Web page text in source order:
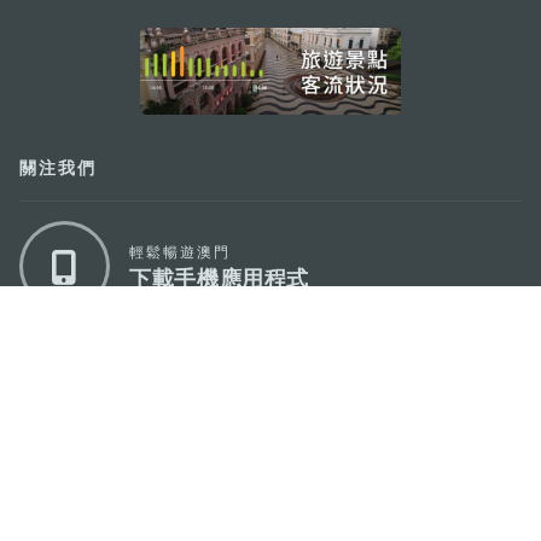
external links
關注我們
輕鬆暢遊澳門
下載手機應用程式